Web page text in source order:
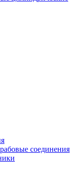
соединения